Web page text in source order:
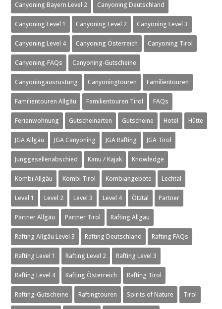
Canyoning Bayern Level 2 Canyoning Deutschland
Canyoning Level 1 Canyoning Level 2 Canyoning Level 3
Canyoning Level 4 Canyoning Österreich Canyoning Tirol
Canyoning-FAQs Canyoning-Gutscheine
Canyoningausrüstung Canyoningtouren Familientouren
Familientouren Allgäu Familientouren Tirol FAQs
Ferienwohnung Gutscheinarten Gutscheine Hotel Hütte
JGA Allgäu JGA Canyoning JGA Rafting JGA Tirol
Junggesellenabschied Kanu / Kajak Knowledge
Kombi Allgäu Kombi Tirol Kombiangebote Lechtal
Level 1 Level 2 Level 3 Level 4 Ötztal Partner
Partner Allgäu Partner Tirol Rafting Allgäu
Rafting Allgäu Level 3 Rafting Deutschland Rafting FAQs
Rafting Level 1 Rafting Level 2 Rafting Level 3
Rafting Level 4 Rafting Österreich Rafting Tirol
Rafting-Gutscheine Raftingtouren Spirits of Nature Tirol